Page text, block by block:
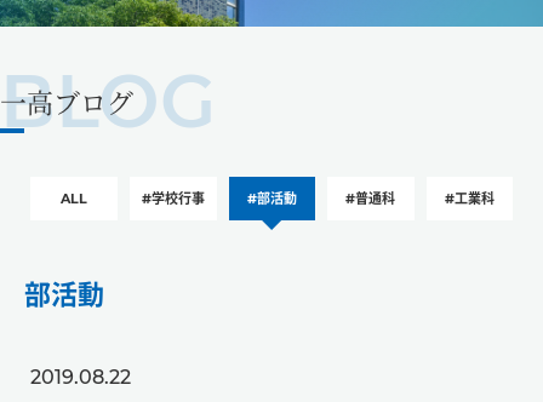
一高ブログ
ALL #学校行事 #部活動 #普通科 #工業科
部活動
2019.08.22